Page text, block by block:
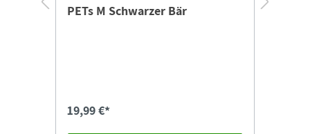
PETs M Schwarzer Bär
19,99 €*